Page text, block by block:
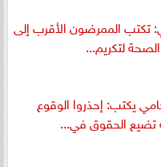
تكتب الممرضون الأقرب إلى
لتكريم...
يكتب: إحذروا الوقوع
تضيع الحقوق في...